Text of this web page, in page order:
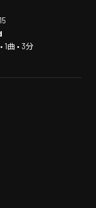
1曲 • 3分